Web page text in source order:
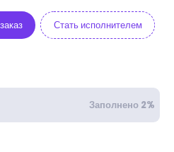
Стать исполнителем
Заполнено 2%